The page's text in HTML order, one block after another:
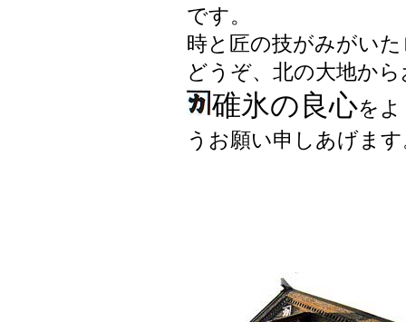
です。
時と匠の技がみがい
どうぞ、北の大地か
碓氷の良心を
うお願い申しあげま